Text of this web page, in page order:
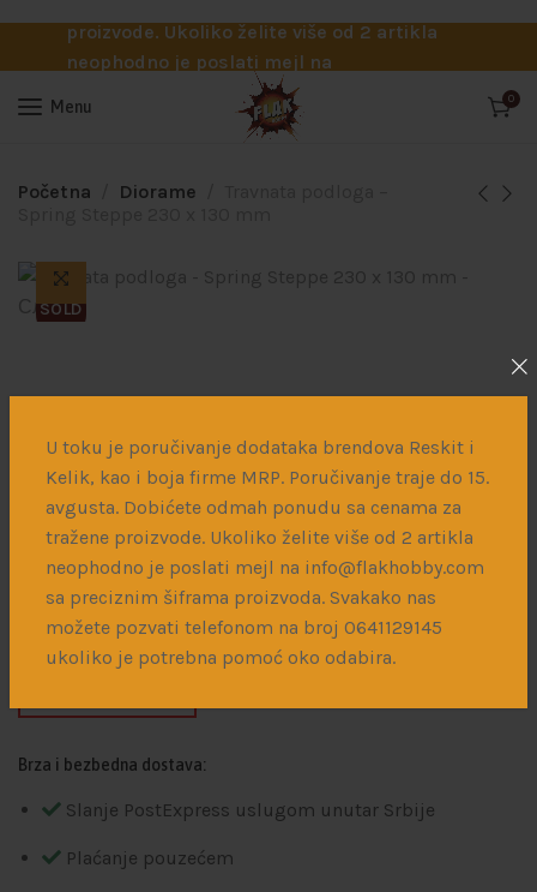
U toku je poručivanje dodataka brendova Reskit i
Kelik, kao i boja firme MRP. Poručivanje traje do 15.
avgusta. Dobićete odmah ponudu sa cenama za
tražene proizvode. Ukoliko želite više od 2 artikla
neophodno je poslati mejl na info@flakhobby.com
sa preciznim šiframa proizvoda. Svakako nas
možete pozvati telefonom na broj 0641129145
ukoliko je potrebna pomoć oko odabira.
proizvode. Ukoliko želite više od 2 artikla
neophodno je poslati mejl na
info@flakhobby.com sa preciznim šiframa
proizvoda. Svakako nas možete pozvati
potrebna pomoć oko odabira.
Menu 0
Početna Diorame
SOLD
Travnata podloga – Spring
Steppe 230 x 130 mm
1.900рсд
Travnata podloga za diorame – 230 x 130 mm
Brza i bezbedna dostava:
Slanje PostExpress uslugom unutar Srbije
Plaćanje pouzećem